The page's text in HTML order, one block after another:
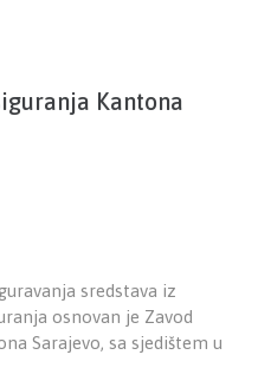
Kantona
sredstava iz
osnovan je Zavod
Sarajevo, sa sjedištem u